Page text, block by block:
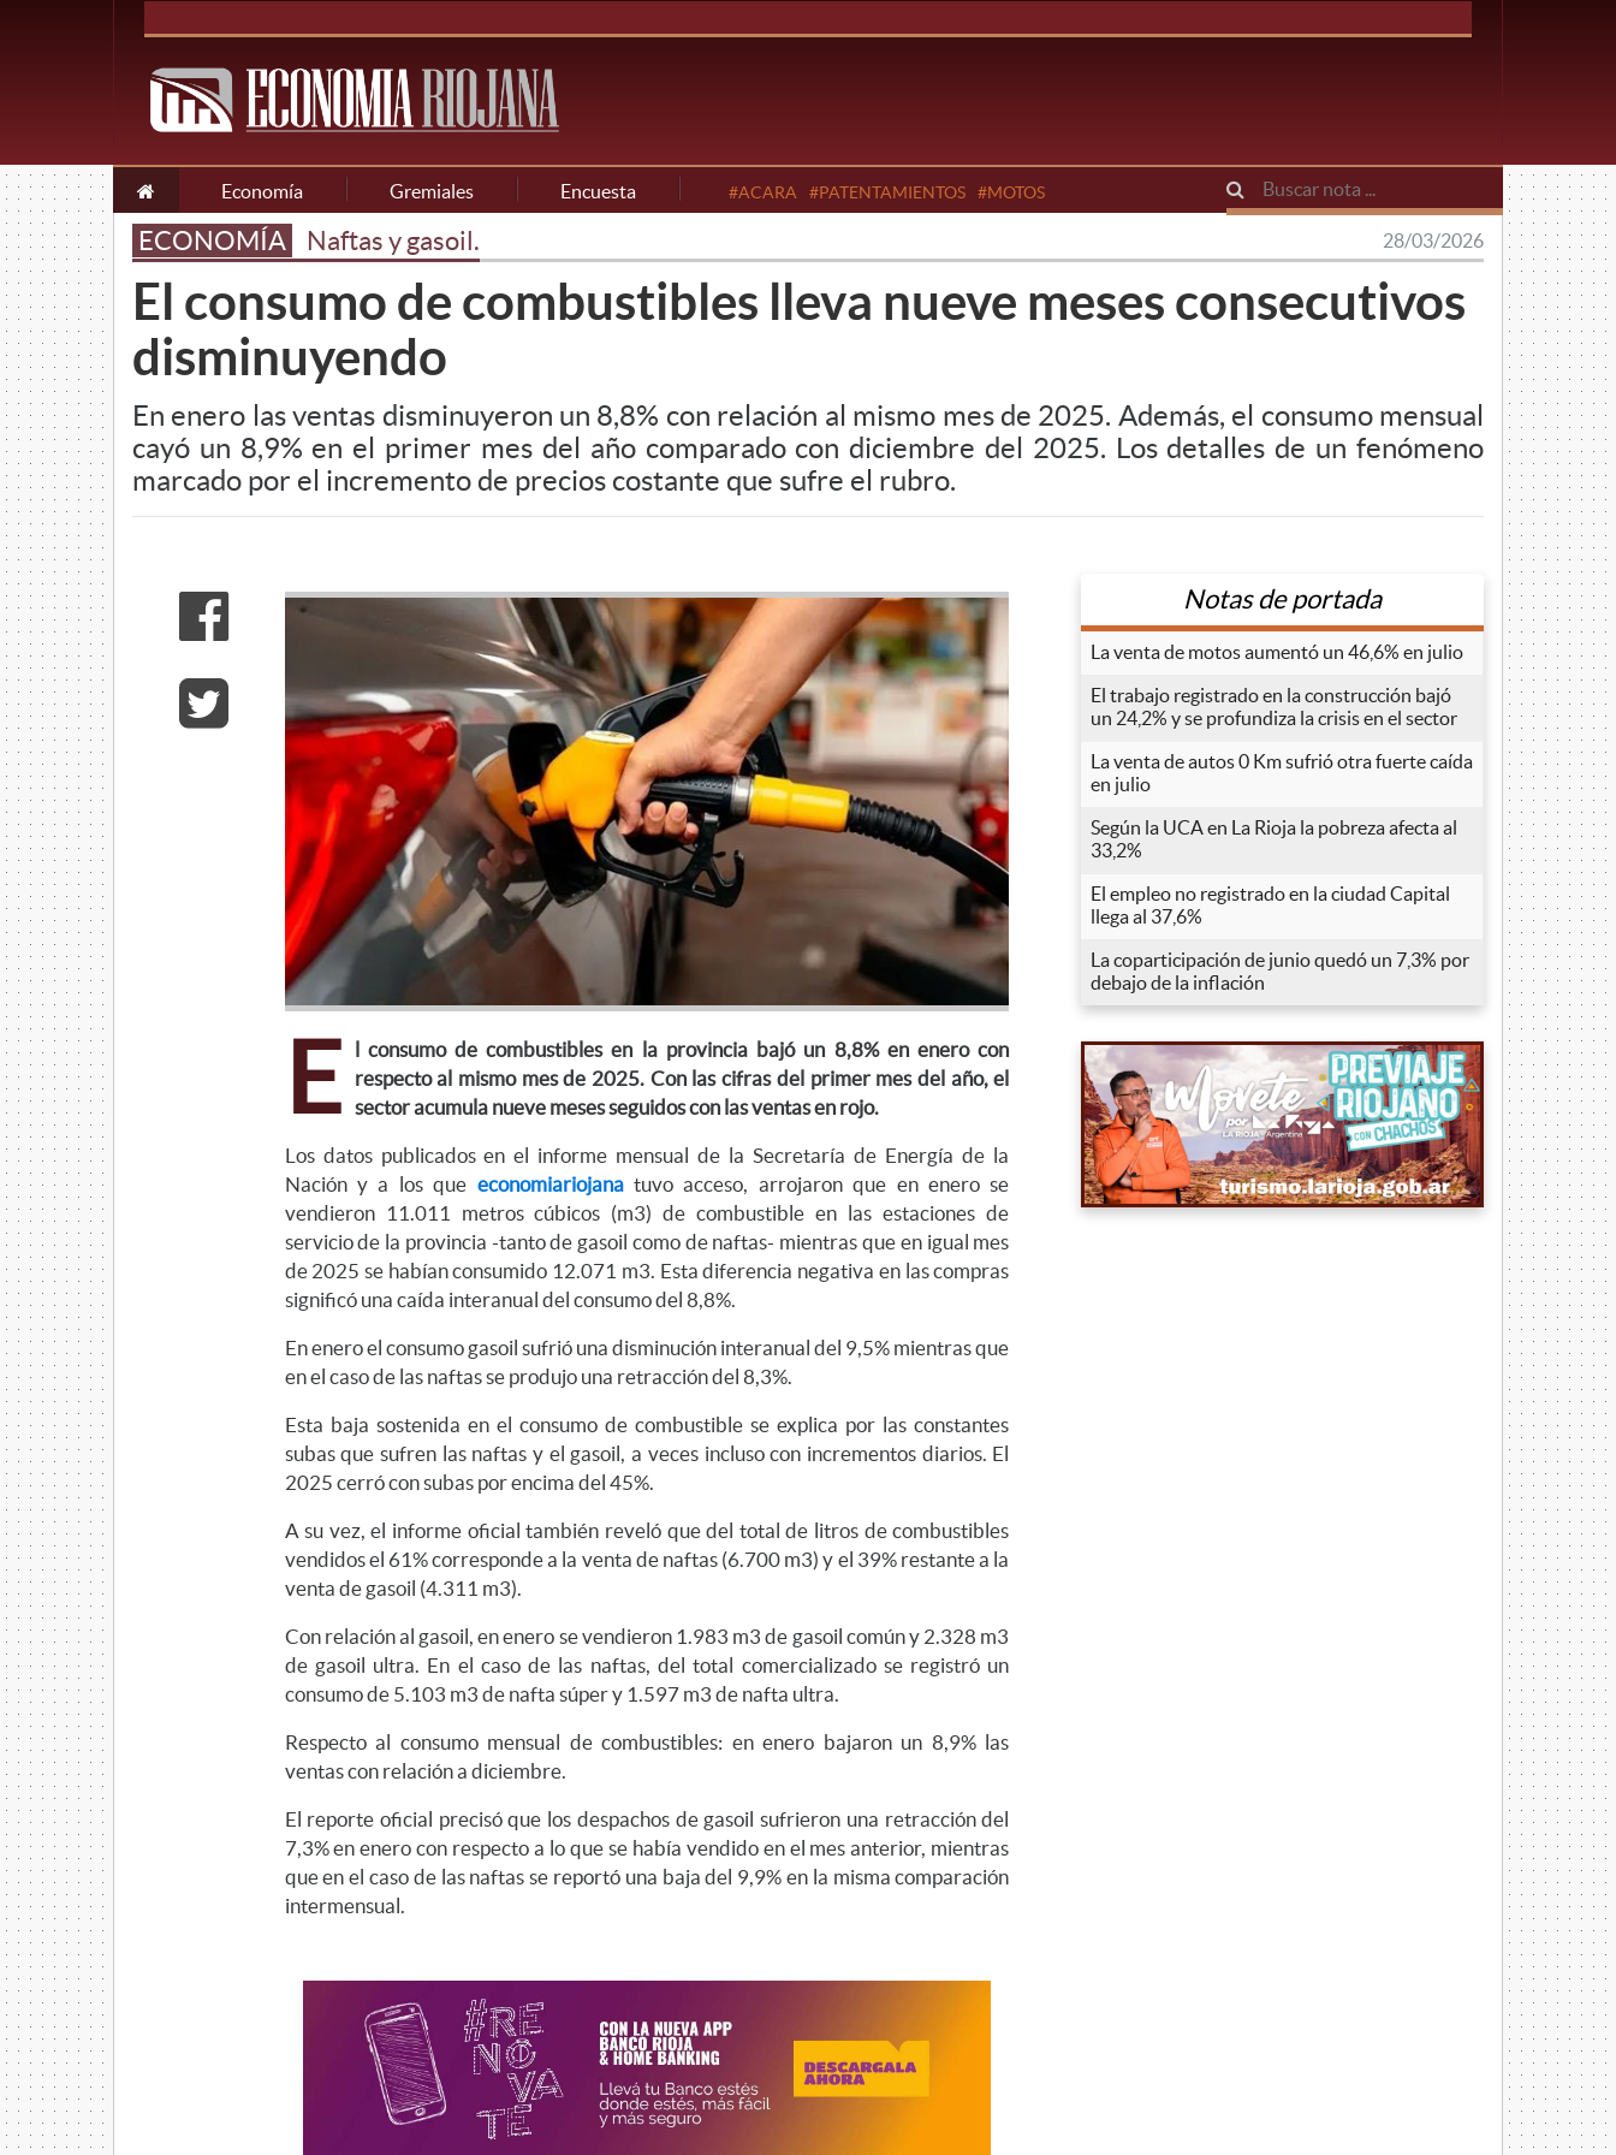
Economía Gremiales Encuesta #ACARA #PATENTAMIENTOS #MOTOS
ECONOMÍA Naftas y gasoil. 28/03/2026
El consumo de combustibles lleva nueve meses consecutivos
disminuyendo
En enero las ventas disminuyeron un 8,8% con relación al mismo mes de 2025. Además, el consumo mensual
cayó un 8,9% en el primer mes del año comparado con diciembre del 2025. Los detalles de un fenómeno
marcado por el incremento de precios costante que sufre el rubro.
E
l consumo de combustibles en la provincia bajó un 8,8% en enero con
respecto al mismo mes de 2025. Con las cifras del primer mes del año, el
sector acumula nueve meses seguidos con las ventas en rojo.
Los datos publicados en el informe mensual de la Secretaría de Energía de la
Nación y a los que economiariojanatuvo acceso, arrojaron que en enero se
vendieron 11.011 metros cúbicos (m3) de combustible en las estaciones de
servicio de la provincia -tanto de gasoil como de naftas- mientras que en igual mes
de 2025 se habían consumido 12.071 m3. Esta diferencia negativa en las compras
significó una caída interanual del consumo del 8,8%.
En enero el consumo gasoil sufrió una disminución interanual del 9,5% mientras que
en el caso de las naftas se produjo una retracción del 8,3%.
Esta baja sostenida en el consumo de combustible se explica por las constantes
subas que sufren las naftas y el gasoil, a veces incluso con incrementos diarios. El
2025 cerró con subas por encima del 45%.
A su vez, el informe oficial también reveló que del total de litros de combustibles
vendidos el 61% corresponde a la venta de naftas (6.700 m3) y el 39% restante a la
venta de gasoil (4.311 m3).
Con relación al gasoil, en enero se vendieron 1.983 m3 de gasoil común y 2.328 m3
de gasoil ultra. En el caso de las naftas, del total comercializado se registró un
consumo de 5.103 m3 de nafta súper y 1.597 m3 de nafta ultra.
Respecto al consumo mensual de combustibles: en enero bajaron un 8,9% las
ventas con relación a diciembre.
El reporte oficial precisó que los despachos de gasoil sufrieron una retracción del
7,3% en enero con respecto a lo que se había vendido en el mes anterior, mientras
que en el caso de las naftas se reportó una baja del 9,9% en la misma comparación
intermensual.
Notas de portada
La venta de motos aumentó un 46,6% en julio
El trabajo registrado en la construcción bajó
un 24,2% y se profundiza la crisis en el sector
La venta de autos 0 Km sufrió otra fuerte caída
en julio
Según la UCA en La Rioja la pobreza afecta al
33,2%
El empleo no registrado en la ciudad Capital
llega al 37,6%
La coparticipación de junio quedó un 7,3% por
debajo de la inflación